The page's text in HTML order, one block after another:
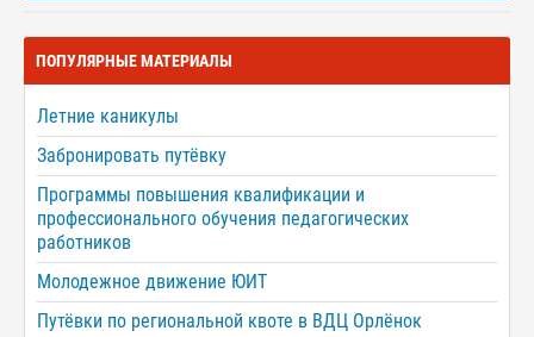
ПОПУЛЯРНЫЕ МАТЕРИАЛЫ
Летние каникулы
Забронировать путёвку
Программы повышения квалификации и
профессионального обучения педагогических
работников
Молодежное движение ЮИТ
Путёвки по региональной квоте в ВДЦ Орлёнок